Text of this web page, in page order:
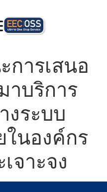
การเสนอ
าบริการ
งระบบ
นองค์กร
จาะจง